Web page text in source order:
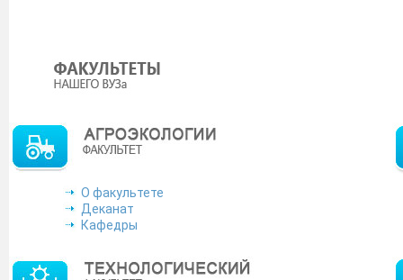
инженерия.
На сайте журнала
приравнивание
наукометрические
ВАК с распределением
О факультете
Деканат
Кафедры